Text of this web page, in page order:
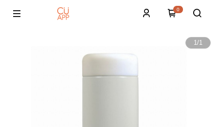
0
1/1